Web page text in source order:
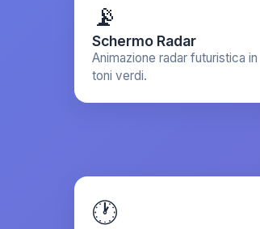
📡
Schermo Radar
Animazione radar futuristica in
toni verdi.
🕐